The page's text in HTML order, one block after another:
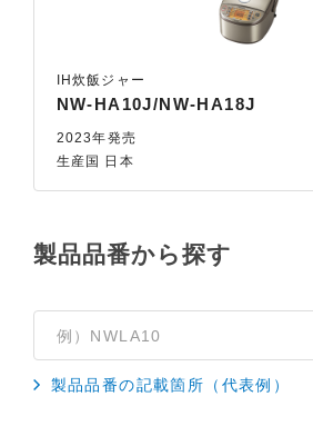
IH炊飯ジャー
NW-HA10J/NW-HA18J
2023年発売
生産国 日本
製品品番から探す
製品品番の記載箇所（代表例）